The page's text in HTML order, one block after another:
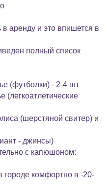
аренду и это впишется в
полный список
(футболки) - 2-4 шт
(легкоатлетические
(шерстяной свитер) и
- джинсы)
с капюшоном:
городе комфортно в -20-